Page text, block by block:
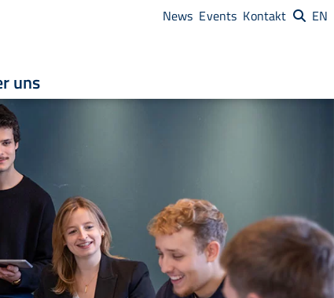
uns
News Events Kontakt EN